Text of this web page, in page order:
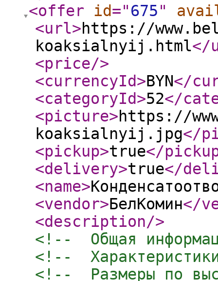
<offer
id="675"
<url>https://
koaksialnyij.html</
<price/>
<currencyId>BYN</
<categoryId>52</
<picture>https://
koaksialnyij.jpg</
<pickup>true</
<delivery>true</
<name>
<vendor>БелКомин</
<description/>
<!--  Общая
<!--
<!--  Размеры по